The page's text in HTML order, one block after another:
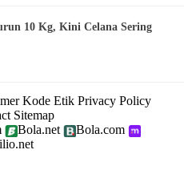
10 Kg, Kini Celana Sering
Kode Etik Privacy Policy
Sitemap
Bola.net
Bola.com